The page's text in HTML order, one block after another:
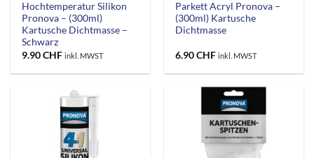
Hochtemperatur Silikon
Pronova – (300ml)
Kartusche Dichtmasse –
Schwarz
9.90CHF inkl. MWST
Parkett Acryl Pronova –
(300ml) Kartusche
Dichtmasse
6.90CHF inkl. MWST